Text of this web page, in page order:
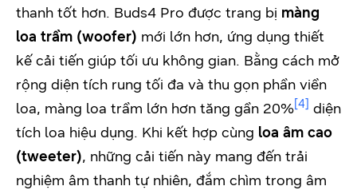
thanh tốt hơn. Buds4 Pro được trang bị màng
loa trầm (woofer) mới lớn hơn, ứng dụng thiết
kế cải tiến giúp tối ưu không gian. Bằng cách mở
rộng diện tích rung tối đa và thu gọn phần viền
loa, màng loa trầm lớn hơn tăng gần 20%[4] diện
tích loa hiệu dụng. Khi kết hợp cùng loa âm cao
(tweeter), những cải tiến này mang đến trải
nghiệm âm thanh tự nhiên, đắm chìm trong âm